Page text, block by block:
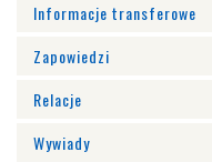
Informacje transferowe
Zapowiedzi
Relacje
Wywiady